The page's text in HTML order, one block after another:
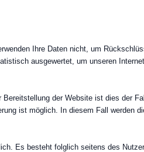
Ihre Daten nicht, um
ausgewertet, um unseren
der Website ist dies der
ist möglich. In diesem Fall werden
Es besteht folglich seitens des